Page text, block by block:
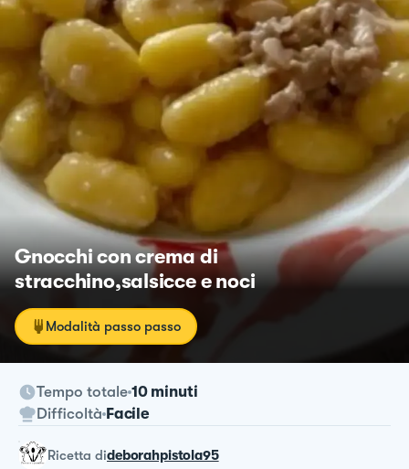
Gnocchi con crema di
stracchino,salsicce e noci
Modalità passo passo
Tempo totale 10 minuti
Difficoltà Facile
ricetta dideborahpistola95